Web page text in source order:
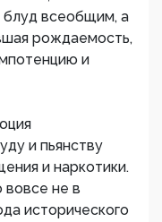
блуд всеобщим, а
рождаемость,
и
и пьянству
и наркотики.
вовсе не в
исторического